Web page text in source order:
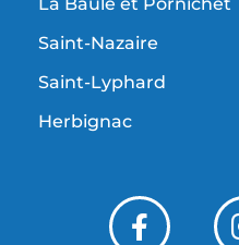
La Baule et Pornichet
Saint-Nazaire
Saint-Lyphard
Herbignac